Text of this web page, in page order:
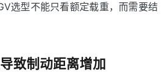
选型不能只看额定载重，而需要结
致制动距离增加